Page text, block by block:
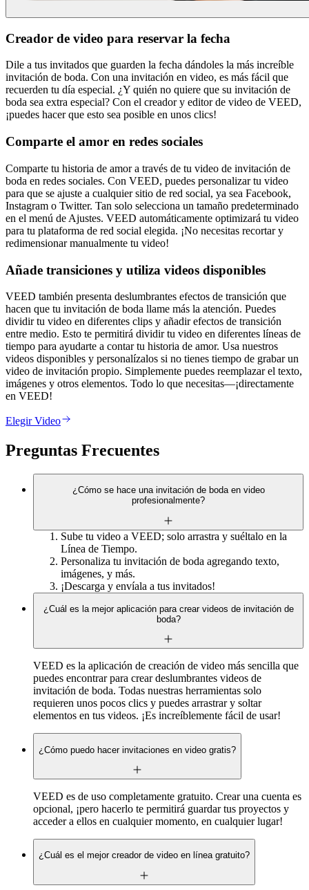
Creador de video para reservar la fecha
Dile a tus invitados que guarden la fecha dándoles la más increíble
invitación de boda. Con una invitación en video, es más fácil que
recuerden tu día especial. ¿Y quién no quiere que su invitación de
boda sea extra especial? Con el creador y editor de video de VEED,
¡puedes hacer que esto sea posible en unos clics!
Comparte el amor en redes sociales
Comparte tu historia de amor a través de tu video de invitación de
boda en redes sociales. Con VEED, puedes personalizar tu video
para que se ajuste a cualquier sitio de red social, ya sea Facebook,
Instagram o Twitter. Tan solo selecciona un tamaño predeterminado
en el menú de Ajustes. VEED automáticamente optimizará tu video
para tu plataforma de red social elegida. ¡No necesitas recortar y
redimensionar manualmente tu video!
Añade transiciones y utiliza videos disponibles
VEED también presenta deslumbrantes efectos de transición que
hacen que tu invitación de boda llame más la atención. Puedes
dividir tu video en diferentes clips y añadir efectos de transición
entre medio. Esto te permitirá dividir tu video en diferentes líneas de
tiempo para ayudarte a contar tu historia de amor. Usa nuestros
videos disponibles y personalízalos si no tienes tiempo de grabar un
video de invitación propio. Simplemente puedes reemplazar el texto,
imágenes y otros elementos. Todo lo que necesitas—¡directamente
en VEED!
Elegir Video
Preguntas Frecuentes
¿Cómo se hace una invitación de boda en video
profesionalmente?
Sube tu video a VEED; solo arrastra y suéltalo en la
Línea de Tiempo.
Personaliza tu invitación de boda agregando texto,
imágenes, y más.
¡Descarga y envíala a tus invitados!
¿Cuál es la mejor aplicación para crear videos de invitación de
boda?
VEED es la aplicación de creación de video más sencilla que
puedes encontrar para crear deslumbrantes videos de
invitación de boda. Todas nuestras herramientas solo
requieren unos pocos clics y puedes arrastrar y soltar
elementos en tus videos. ¡Es increíblemente fácil de usar!
¿Cómo puedo hacer invitaciones en video gratis?
VEED es de uso completamente gratuito. Crear una cuenta es
opcional, ¡pero hacerlo te permitirá guardar tus proyectos y
acceder a ellos en cualquier momento, en cualquier lugar!
¿Cuál es el mejor creador de video en línea gratuito?